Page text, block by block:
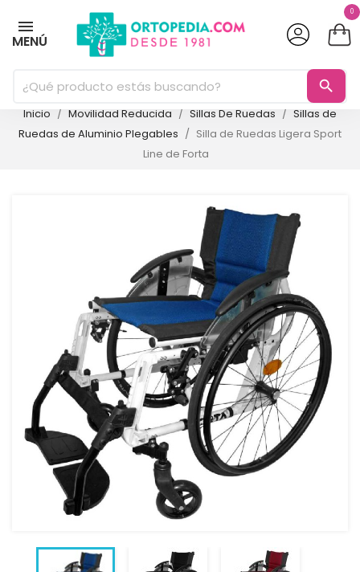
MENÚ
0
search
Inicio Movilidad Reducida Sillas De Ruedas
Sillas de
Ruedas de Aluminio Plegables
Silla de Ruedas Ligera Sport
Line de Forta